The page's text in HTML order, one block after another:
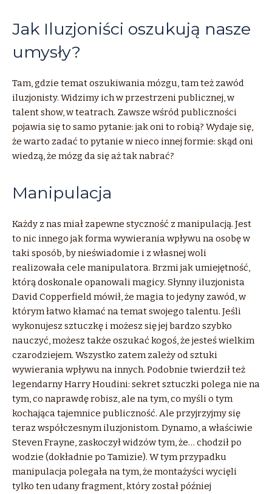
Jak Iluzjoniści oszukują nasze
umysły?
Tam, gdzie temat oszukiwania mózgu, tam też zawód
iluzjonisty. Widzimy ich w przestrzeni publicznej, w
talent show, w teatrach. Zawsze wśród publiczności
pojawia się to samo pytanie: jak oni to robią? Wydaje się,
że warto zadać to pytanie w nieco innej formie: skąd oni
wiedzą, że mózg da się aż tak nabrać?
Manipulacja
Każdy z nas miał zapewne styczność z manipulacją. Jest
to nic innego jak forma wywierania wpływu na osobę w
taki sposób, by nieświadomie i z własnej woli
realizowała cele manipulatora. Brzmi jak umiejętność,
którą doskonale opanowali magicy. Słynny iluzjonista
David Copperfield mówił, że magia to jedyny zawód, w
którym łatwo kłamać na temat swojego talentu. Jeśli
wykonujesz sztuczkę i możesz się jej bardzo szybko
nauczyć, możesz także oszukać kogoś, że jesteś wielkim
czarodziejem. Wszystko zatem zależy od sztuki
wywierania wpływu na innych. Podobnie twierdził też
legendarny Harry Houdini: sekret sztuczki polega nie na
tym, co naprawdę robisz, ale na tym, co myśli o tym
kochająca tajemnice publiczność. Ale przyjrzyjmy się
teraz współczesnym iluzjonistom. Dynamo, a właściwie
Steven Frayne, zaskoczył widzów tym, że… chodził po
wodzie (dokładnie po Tamizie). W tym przypadku
manipulacja polegała na tym, że montażyści wycięli
tylko ten udany fragment, który został później